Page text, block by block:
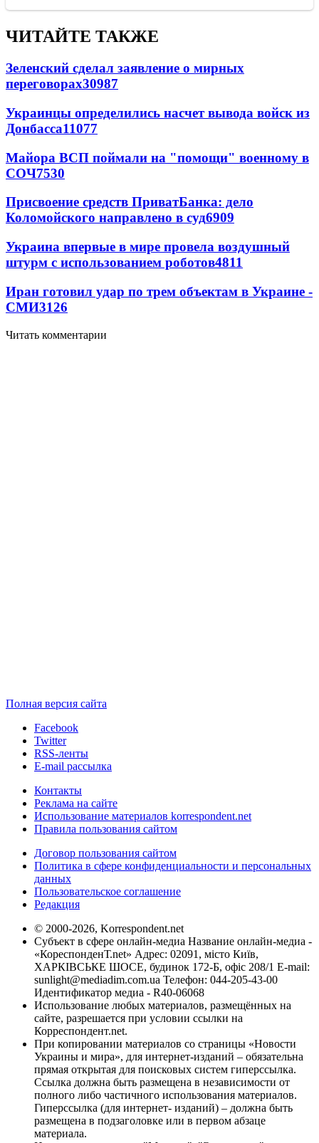
ЧИТАЙТЕ ТАКЖЕ
Зеленский сделал заявление о мирных
переговорах30987
Украинцы определились насчет вывода войск из
Донбасса11077
Майора ВСП поймали на "помощи" военному в
СОЧ7530
Присвоение средств ПриватБанка: дело
Коломойского направлено в суд6909
Украина впервые в мире провела воздушный
штурм с использованием роботов4811
Иран готовил удар по трем объектам в Украине -
СМИ3126
Читать комментарии
Полная версия сайта
Facebook
Twitter
RSS-ленты
E-mail рассылка
Контакты
Реклама на сайте
Использование материалов korrespondent.net
Правила пользования сайтом
Договор пользования сайтом
Политика в сфере конфиденциальности и персональных
данных
Пользовательское соглашение
Редакция
© 2000-2026, Korrespondent.net
Субъект в сфере онлайн-медиа Название онлайн-медиа -
«КореспонденТ.net» Адрес: 02091, місто Київ,
ХАРКІВСЬКЕ ШОСЕ, будинок 172-Б, офіс 208/1 E-mail:
sunlight@mediadim.com.ua Телефон: 044-205-43-00
Идентификатор медиа - R40-06068
Использование любых материалов, размещённых на
сайте, разрешается при условии ссылки на
Корреспондент.net.
При копировании материалов со страницы «Новости
Украины и мира», для интернет-изданий – обязательна
прямая открытая для поисковых систем гиперссылка.
Ссылка должна быть размещена в независимости от
полного либо частичного использования материалов.
Гиперссылка (для интернет- изданий) – должна быть
размещена в подзаголовке или в первом абзаце
материала.